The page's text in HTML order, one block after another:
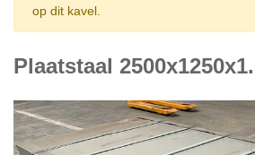
op dit kavel.
Plaatstaal